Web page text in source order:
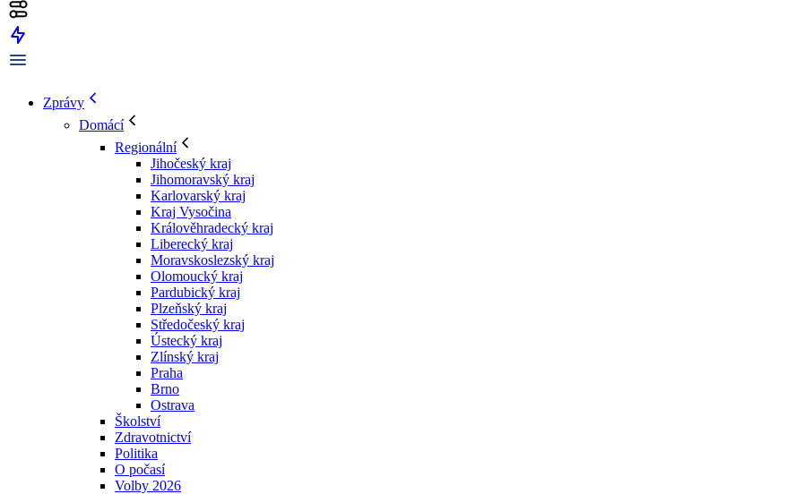
Zprávy
Domácí
Regionální
Jihočeský kraj
Jihomoravský kraj
Karlovarský kraj
Kraj Vysočina
Králověhradecký kraj
Liberecký kraj
Moravskoslezský kraj
Olomoucký kraj
Pardubický kraj
Plzeňský kraj
Středočeský kraj
Ústecký kraj
Zlínský kraj
Praha
Brno
Ostrava
Školství
Zdravotnictví
Politika
O počasí
Volby 2026